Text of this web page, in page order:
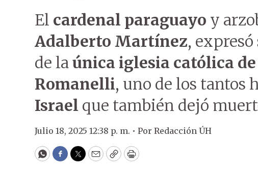
El cardenal paraguayo y
Adalberto Martínez,
de laúnica iglesia católica de
Romanelli, uno de los tantos
Israel que también dejó
Julio 18, 2025 12:38 p. m. • Por Redacción ÚH
WhatsApp
Facebook
Twitter
EmailCopyPrint